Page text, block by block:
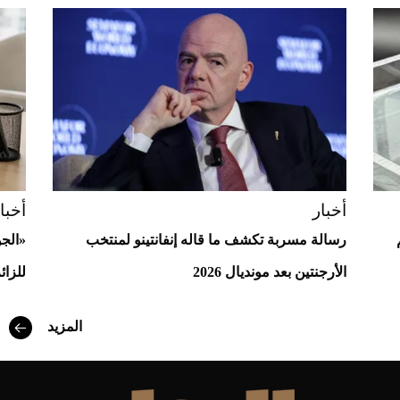
Aston Martin Valiant: على هوى الأبطال
أخبار
رسالة مسربة تكشف ما قاله إنفانتينو لمنتخب
الأرجنتين بعد مونديال 2026
المزيد